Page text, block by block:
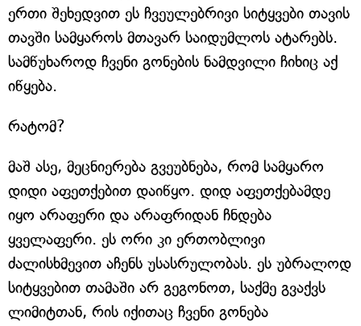
ერთი შეხედვით ეს ჩვეულებრივი სიტყვები თავის
თავში სამყაროს მთავარ საიდუმლოს ატარებს.
სამწუხაროდ ჩვენი გონების ნამდვილი ჩიხიც აქ
იწყება.
რატომ?
მაშ ასე, მეცნიერება გვეუბნება, რომ სამყარო
დიდი აფეთქებით დაიწყო. დიდ აფეთქებამდე
იყო არაფერი და არაფრიდან ჩნდება
ყველაფერი. ეს ორი კი ერთობლივი
ძალისხმევით აჩენს უსასრულობას. ეს უბრალოდ
სიტყვებით თამაში არ გეგონოთ, საქმე გვაქვს
ლიმიტთან, რის იქითაც ჩვენი გონება